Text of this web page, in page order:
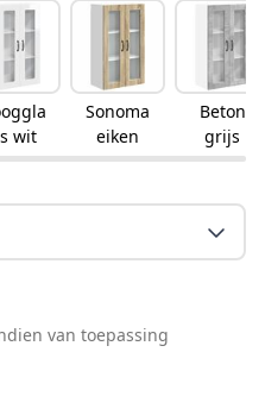
wit
Sonoma
eiken
Beton
grijs
van toepassing